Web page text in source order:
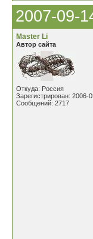
2007-09-
Master Li
Автор сайта
Откуда: Россия
Зарегистрирован: 2006-
Сообщений: 2717